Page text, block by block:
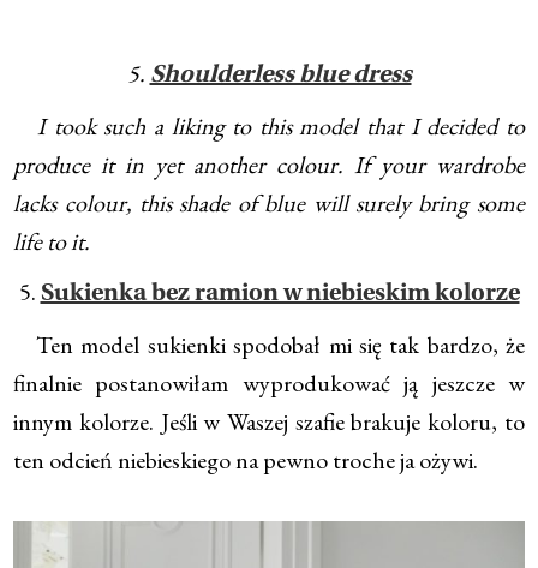
5. Shoulderless blue dress
I took such a liking to this model that I decided to
produce it in yet another colour. If your wardrobe
lacks colour, this shade of blue will surely bring some
life to it.
5. Sukienka bez ramion w niebieskim kolorze
Ten model sukienki spodobał mi się tak bardzo, że
finalnie postanowiłam wyprodukować ją jeszcze w
innym kolorze. Jeśli w Waszej szafie brakuje koloru, to
ten odcień niebieskiego na pewno troche ja ożywi.